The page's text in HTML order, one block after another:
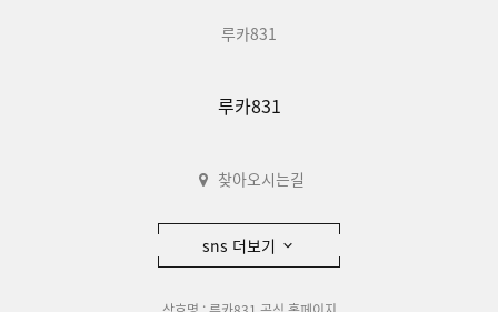
루카831
루카831
찾아오시는길
sns 더보기